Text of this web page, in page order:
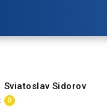
Sviatoslav Sidorov
D